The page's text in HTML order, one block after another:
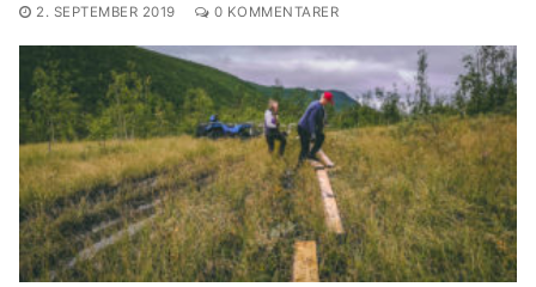
2. SEPTEMBER 2019 0 KOMMENTARER